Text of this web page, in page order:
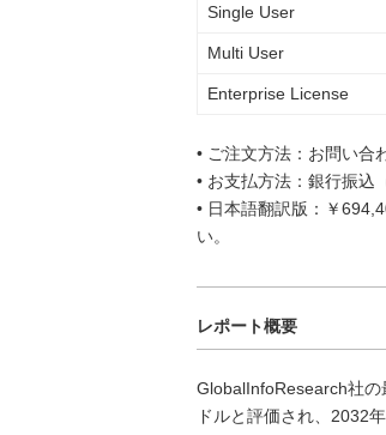
Single User
Multi User
Enterprise License
• ご注文方法：お問い合
• お支払方法：銀行振込
• 日本語翻訳版：￥
い。
レポート概要
GlobalInfoResearch社
ドルと評価され、2032